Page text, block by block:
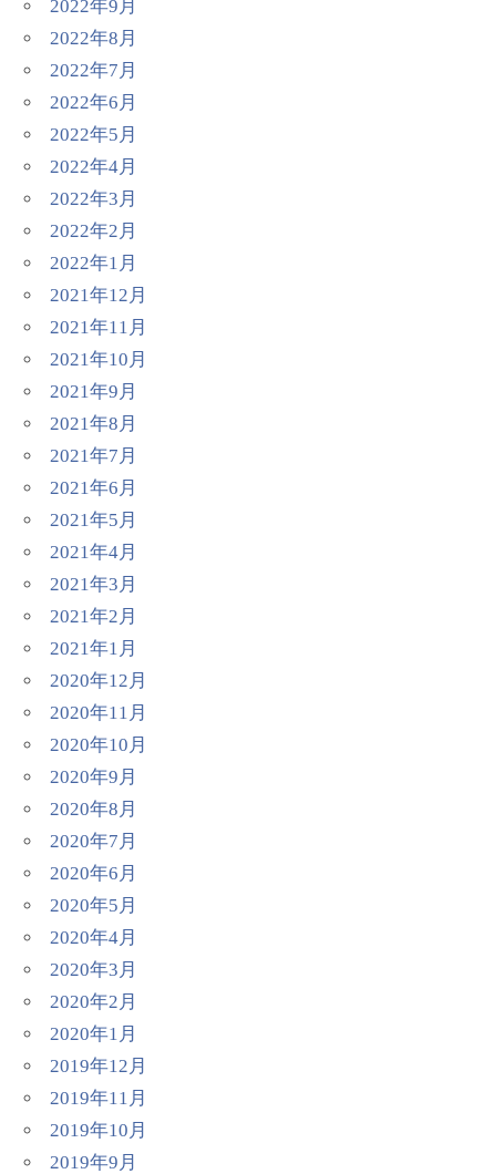
2022年9月
2022年8月
2022年7月
2022年6月
2022年5月
2022年4月
2022年3月
2022年2月
2022年1月
2021年12月
2021年11月
2021年10月
2021年9月
2021年8月
2021年7月
2021年6月
2021年5月
2021年4月
2021年3月
2021年2月
2021年1月
2020年12月
2020年11月
2020年10月
2020年9月
2020年8月
2020年7月
2020年6月
2020年5月
2020年4月
2020年3月
2020年2月
2020年1月
2019年12月
2019年11月
2019年10月
2019年9月